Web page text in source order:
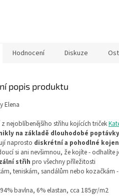
Hodnocení Diskuze
popis produktu
Elena
nejoblíbenějšího střihu kojících triček
na základě dlouhodobé poptávky
naprosto diskrétní a pohodlné
si ani nevšimnou, že kojíte -
střih pro všechny příležitosti
teniskám, sandálům nebo kozačkám -
bavlna, 6% elastan, cca 185gr/m2